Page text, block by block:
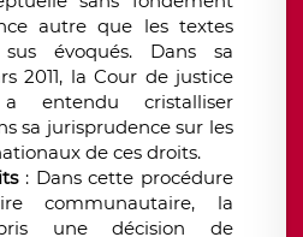
autre que les textes
sus évoqués. Dans sa
2011, la Cour de justice
a entendu cristalliser
sa jurisprudence sur les
de ces droits.
: Dans cette procédure
communautaire, la
une décision de